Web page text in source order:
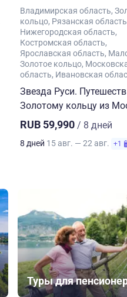
Владимирская область
кольцо Рязанская область
Нижегородская область
Костромская область
Ярославская область
Золотое кольцо
область Ивановская
Звезда Руси.
Золотому кольцу из
RUB 59,990 / 8 дней
8 дней 15 авг. — 22 авг. +1
Туры для